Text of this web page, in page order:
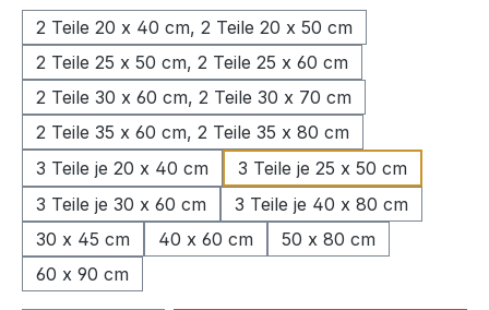
2 Teile 20 x 40 cm, 2 Teile 20 x 50 cm
2 Teile 25 x 50 cm, 2 Teile 25 x 60 cm
2 Teile 30 x 60 cm, 2 Teile 30 x 70 cm
2 Teile 35 x 60 cm, 2 Teile 35 x 80 cm
3 Teile je 20 x 40 cm
3 Teile je 25 x 50 cm
3 Teile je 30 x 60 cm
3 Teile je 40 x 80 cm
30 x 45 cm
40 x 60 cm
50 x 80 cm
60 x 90 cm